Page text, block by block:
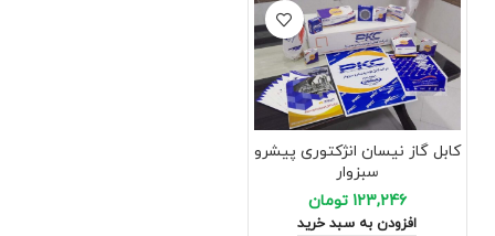
کابل گاز نیسان انژکتوری پیشرو
سبزوار
123,246 تومان
افزودن به سبد خرید